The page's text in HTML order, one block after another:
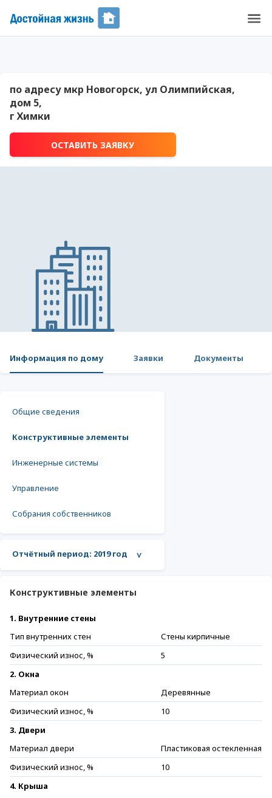
по адресу мкр Новогорск, ул Олимпийская,
дом 5,
г Химки
ОСТАВИТЬ ЗАЯВКУ
Информация по дому Заявки Документы
Общие сведения
Конструктивные элементы
Инженерные системы
Управление
Собрания собственников
Отчётный период: 2019 год >
Конструктивные элементы
1. Внутренние стены
Тип внутренних стен
Стены кирпичные
Физический износ, %
5
2. Окна
Материал окон
Деревянные
Физический износ, %
10
3. Двери
Материал двери
Пластиковая остекленная
Физический износ, %
10
4. Крыша